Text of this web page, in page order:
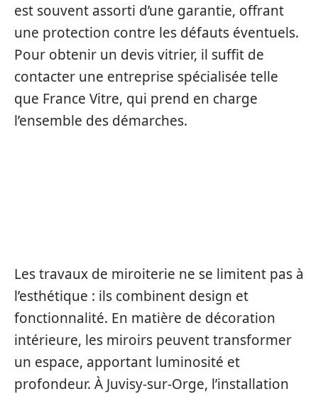
est souvent assorti d’une garantie, offrant
une protection contre les défauts éventuels.
Pour obtenir un devis vitrier, il suffit de
contacter une entreprise spécialisée telle
que France Vitre, qui prend en charge
l’ensemble des démarches.
Les travaux de miroiterie ne se limitent pas à
l’esthétique : ils combinent design et
fonctionnalité. En matière de décoration
intérieure, les miroirs peuvent transformer
un espace, apportant luminosité et
profondeur. À Juvisy-sur-Orge, l’installation